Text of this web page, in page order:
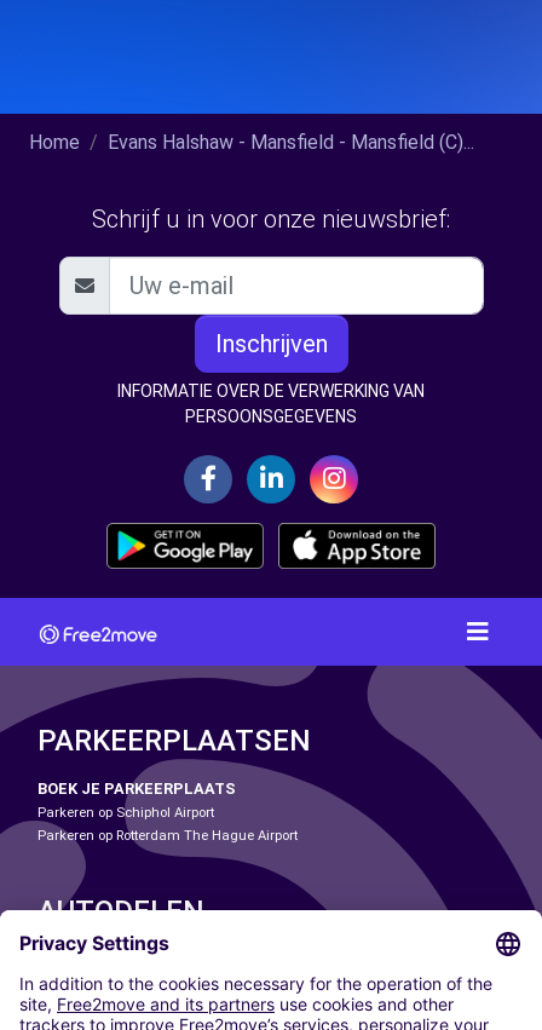
Home Evans Halshaw - Mansfield - Mansfield (C)...
Schrijf u in voor onze nieuwsbrief:
Inschrijven
INFORMATIE OVER DE VERWERKING VAN
PERSOONSGEGEVENS
PARKEERPLAATSEN
BOEK JE PARKEERPLAATS
Parkeren op Schiphol Airport
Parkeren op Rotterdam The Hague Airport
AUTODELEN
ONZE STEDEN
Paris
Madrid